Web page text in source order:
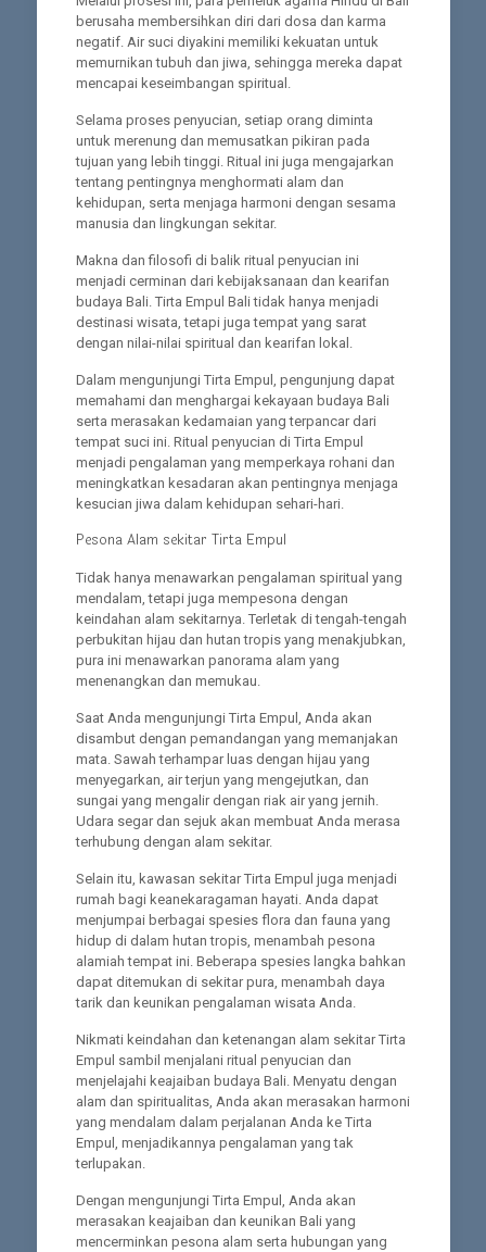
berusaha membersihkan diri dari dosa dan karma
negatif. Air suci diyakini memiliki kekuatan untuk
memurnikan tubuh dan jiwa, sehingga mereka dapat
mencapai keseimbangan spiritual.
Selama proses penyucian, setiap orang diminta
untuk merenung dan memusatkan pikiran pada
tujuan yang lebih tinggi. Ritual ini juga mengajarkan
tentang pentingnya menghormati alam dan
kehidupan, serta menjaga harmoni dengan sesama
manusia dan lingkungan sekitar.
Makna dan filosofi di balik ritual penyucian ini
menjadi cerminan dari kebijaksanaan dan kearifan
budaya Bali. Tirta Empul Bali tidak hanya menjadi
destinasi wisata, tetapi juga tempat yang sarat
dengan nilai-nilai spiritual dan kearifan lokal.
Dalam mengunjungi Tirta Empul, pengunjung dapat
memahami dan menghargai kekayaan budaya Bali
serta merasakan kedamaian yang terpancar dari
tempat suci ini. Ritual penyucian di Tirta Empul
menjadi pengalaman yang memperkaya rohani dan
meningkatkan kesadaran akan pentingnya menjaga
kesucian jiwa dalam kehidupan sehari-hari.
Pesona Alam sekitar Tirta Empul
Tidak hanya menawarkan pengalaman spiritual yang
mendalam, tetapi juga mempesona dengan
keindahan alam sekitarnya. Terletak di tengah-tengah
perbukitan hijau dan hutan tropis yang menakjubkan,
pura ini menawarkan panorama alam yang
menenangkan dan memukau.
Saat Anda mengunjungi Tirta Empul, Anda akan
disambut dengan pemandangan yang memanjakan
mata. Sawah terhampar luas dengan hijau yang
menyegarkan, air terjun yang mengejutkan, dan
sungai yang mengalir dengan riak air yang jernih.
Udara segar dan sejuk akan membuat Anda merasa
terhubung dengan alam sekitar.
Selain itu, kawasan sekitar Tirta Empul juga menjadi
rumah bagi keanekaragaman hayati. Anda dapat
menjumpai berbagai spesies flora dan fauna yang
hidup di dalam hutan tropis, menambah pesona
alamiah tempat ini. Beberapa spesies langka bahkan
dapat ditemukan di sekitar pura, menambah daya
tarik dan keunikan pengalaman wisata Anda.
Nikmati keindahan dan ketenangan alam sekitar Tirta
Empul sambil menjalani ritual penyucian dan
menjelajahi keajaiban budaya Bali. Menyatu dengan
alam dan spiritualitas, Anda akan merasakan harmoni
yang mendalam dalam perjalanan Anda ke Tirta
Empul, menjadikannya pengalaman yang tak
terlupakan.
Dengan mengunjungi Tirta Empul, Anda akan
merasakan keajaiban dan keunikan Bali yang
mencerminkan pesona alam serta hubungan yang